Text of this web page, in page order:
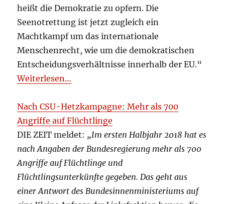
heißt die Demokratie zu opfern. Die
Seenotrettung ist jetzt zugleich ein
Machtkampf um das internationale
Menschenrecht, wie um die demokratischen
Entscheidungsverhältnisse innerhalb der EU.“
Weiterlesen…
Nach CSU-Hetzkampagne: Mehr als 700
Angriffe auf Flüchtlinge
DIE ZEIT meldet: „Im ersten Halbjahr 2018 hat es
nach Angaben der Bundesregierung mehr als 700
Angriffe auf Flüchtlinge und
Flüchtlingsunterkünfte gegeben. Das geht aus
einer Antwort des Bundesinnenministeriums auf